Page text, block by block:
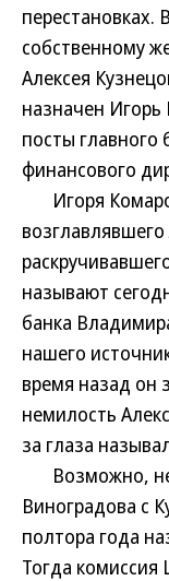
собственному
Алексея
назначен
посты главного
финансового
Игоря
называют
банка
нашего
время назад он
немилость
за глаза
Возможно, не
Виноградова с
полтора года
Тогда